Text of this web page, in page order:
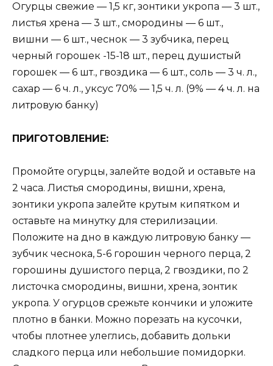
Огурцы свежие — 1,5 кг, зонтики укропа — 3 шт.,
листья хрена — 3 шт., смородины — 6 шт.,
вишни — 6 шт., чеснок — 3 зубчика, перец
черный горошек -15-18 шт., перец душистый
горошек — 6 шт., гвоздика — 6 шт., соль — 3 ч. л.,
сахар — 6 ч. л., уксус 70% — 1,5 ч. л. (9% — 4 ч. л. на
литровую банку)
ПРИГОТОВЛEНИE:
Промойте огурцы, залейте водой и оставьте на
2 часа. Листья смородины, вишни, хрена,
зонтики укропа залейте крутым кипятком и
оставьте на минутку для стерилизации.
Положите на дно в каждую литровую банку —
зубчик чеснока, 5-6 горошин черного перца, 2
горошины душистого перца, 2 гвоздики, по 2
листочка смородины, вишни, хрена, зонтик
укропа. У огурцов срежьте кончики и уложите
плотно в банки. Можно порезать на кусочки,
чтобы плотнее улеглись, добавить дольки
сладкого перца или небольшие помидорки.